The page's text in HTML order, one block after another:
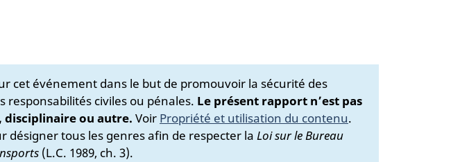
cet événement dans le but de promouvoir la sécurité des
civiles ou pénales. Le présent rapport n’est pas
disciplinaire ou autre. Voir Propriété et utilisation du contenu.
désigner tous les genres afin de respecter la Loi sur le Bureau
(L.C. 1989, ch. 3).